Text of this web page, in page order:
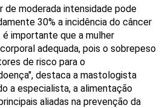
de moderada intensidade pode
30% a incidência do câncer
é importante que a mulher
adequada, pois o sobrepeso
de risco para o
destaca a mastologista
a especialista, a alimentação
aliadas na prevenção da